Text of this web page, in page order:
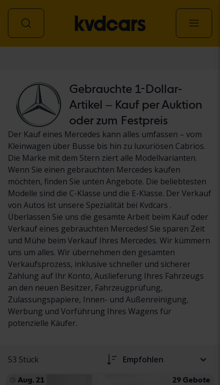
Gebrauchte 1-Dollar-
Artikel – Kauf per Auktion
oder zum Festpreis
Der Kauf eines Mercedes kann alles umfassen – vom
Kleinwagen über Busse bis hin zu luxuriösen Cabrios.
Die Marke mit dem Stern ziert alle Modellvarianten.
Wenn Sie einen gebrauchten Mercedes kaufen
möchten, finden Sie unten Angebote. Die beliebtesten
Modelle sind die C-Klasse und die E-Klasse. Der Verkauf
von Autos ist unsere Spezialität bei Kvdcars .
Überlassen Sie uns die gesamte Arbeit beim Kauf oder
Verkauf eines gebrauchten Mercedes! Sie sparen Zeit
und Mühe beim Verkauf Ihres Mercedes. Wir kümmern
uns um alles. Wir übernehmen den gesamten
Verkaufsprozess, inklusive schneller und sicherer
Zahlung auf Ihr Konto, Auslieferung Ihres Fahrzeugs
an den neuen Besitzer, Fahrzeugprüfung,
Zulassungspapiere, Innen- und Außenreinigung,
Werbung und Vorführung Ihres Wagens für
potenzielle Käufer.
53 Stück Empfohlen
Aug. 21 29 Gebote